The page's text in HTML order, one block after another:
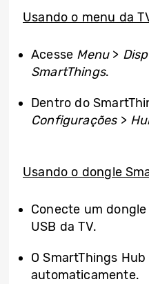
Usando o menu da
Acesse Menu>
SmartThings.
Dentro do
Configurações>
Usando o dongle
Conecte um
USB da TV.
O SmartThings
automaticamente.